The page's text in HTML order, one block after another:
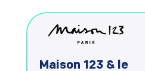
Maison 123 & le